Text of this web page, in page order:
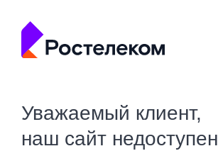
Уважаемый клиент,
наш сайт недоступен